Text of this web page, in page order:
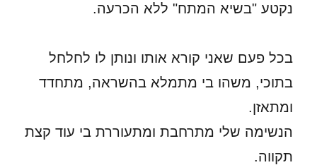
נקטע "בשיא המתח" ללא הכרעה.
בכל פעם שאני קורא אותו ונותן לו לחלחל
בתוכי, משהו בי מתמלא בהשראה, מתחדד
ומתאזן.
הנשימה שלי מתרחבת ומתעוררת בי עוד קצת
תקווה.